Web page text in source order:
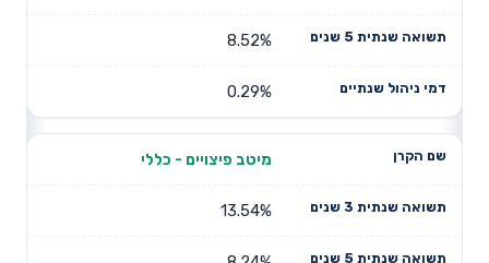
8.52%
0.29%
מיטב פיצויים - כללי
13.54%